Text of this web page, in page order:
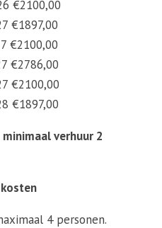
€2100,00
€1897,00
€2100,00
€2786,00
€2100,00
€1897,00
minimaal verhuur 2
4 personen.